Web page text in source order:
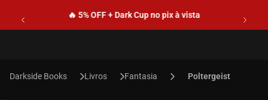
🔥 5% OFF + Dark Cup no pix à vista
Livros Fantasia Poltergeist